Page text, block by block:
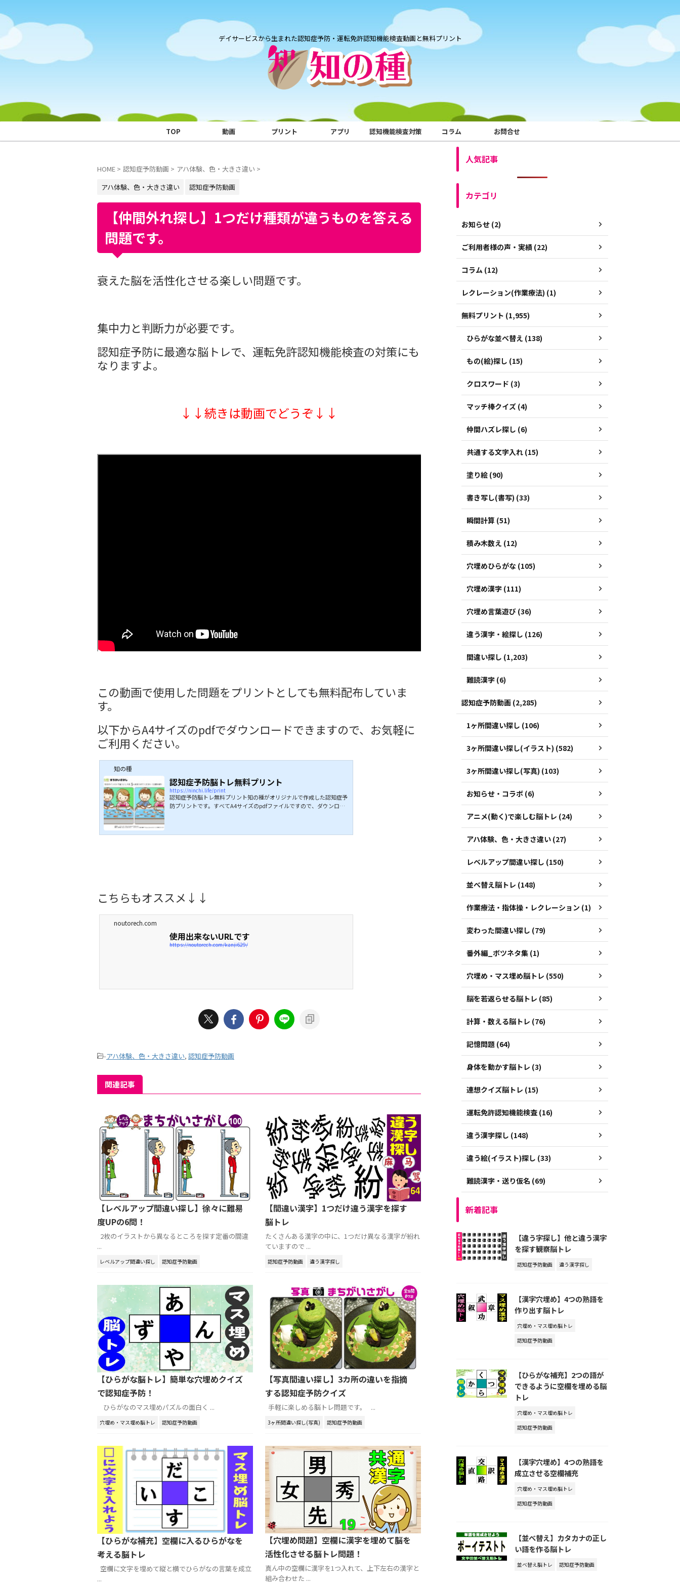
デイサービスから生まれた認知症予防・運転免許認知機能検査動画と無料プリント
TOP 動画 プリント アプリ 認知機能検査対策 コラム お問合せ
HOME > 認知症予防動画 > アハ体験、色・大きさ違い >
アハ体験、色・大きさ違い
認知症予防動画
【仲間外れ探し】1つだけ種類が違うものを答える
問題です。
衰えた脳を活性化させる楽しい問題です。
集中力と判断力が必要です。
認知症予防に最適な脳トレで、運転免許認知機能検査の対策にも
なりますよ。
↓↓続きは動画でどうぞ↓↓
この動画で使用した問題をプリントとしても無料配布していま
す。
以下からA4サイズのpdfでダウンロードできますので、お気軽に
ご利用ください。
知の種
認知症予防脳トレ無料プリント
https://ninchi.life/print
認知症予防脳トレ無料プリント知の種がオリジナルで作成した認知症予
防プリントです。すべてA4サイズのpdfファイルですので、ダウンロー
こちらもオススメ↓↓
noutorech.com
使用出来ないURLです
https://noutorech.com/kanji629/
-アハ体験、色・大きさ違い, 認知症予防動画
関連記事
【レベルアップ間違い探し】徐々に難易
度UPの6問！
2枚のイラストから異なるところを探す定番の間違
...
レベルアップ間違い探し 認知症予防動画
【間違い漢字】1つだけ違う漢字を探す
脳トレ
たくさんある漢字の中に、1つだけ異なる漢字が紛れ
ていますので ...
認知症予防動画 違う漢字探し
【ひらがな脳トレ】簡単な穴埋めクイズ
で認知症予防！
ひらがなのマス埋めパズルの面白く ...
穴埋め・マス埋め脳トレ 認知症予防動画
【写真間違い探し】3カ所の違いを指摘
する認知症予防クイズ
手軽に楽しめる脳トレ問題です。 ...
3ヶ所間違い探し(写真) 認知症予防動画
【ひらがな補充】空欄に入るひらがなを
考える脳トレ
空欄に文字を埋めて縦と横でひらがなの言葉を成立
...
【穴埋め問題】空欄に漢字を埋めて脳を
活性化させる脳トレ問題！
真ん中の空欄に漢字を1つ入れて、上下左右の漢字と
組み合わせた ...
人気記事
カテゴリ
お知らせ (2)
ご利用者様の声・実績 (22)
コラム (12)
レクレーション(作業療法) (1)
無料プリント (1,955)
ひらがな並べ替え (138)
もの(絵)探し (15)
クロスワード (3)
マッチ棒クイズ (4)
仲間ハズレ探し (6)
共通する文字入れ (15)
塗り絵 (90)
書き写し(書写) (33)
瞬間計算 (51)
積み木数え (12)
穴埋めひらがな (105)
穴埋め漢字 (111)
穴埋め言葉遊び (36)
違う漢字・絵探し (126)
間違い探し (1,203)
難読漢字 (6)
認知症予防動画 (2,285)
1ヶ所間違い探し (106)
3ヶ所間違い探し(イラスト) (582)
3ヶ所間違い探し(写真) (103)
お知らせ・コラボ (6)
アニメ(動く)で楽しむ脳トレ (24)
アハ体験、色・大きさ違い (27)
レベルアップ間違い探し (150)
並べ替え脳トレ (148)
作業療法・指体操・レクレーション (1)
変わった間違い探し (79)
番外編_ボツネタ集 (1)
穴埋め・マス埋め脳トレ (550)
脳を若返らせる脳トレ (85)
計算・数える脳トレ (76)
記憶問題 (64)
身体を動かす脳トレ (3)
連想クイズ脳トレ (15)
運転免許認知機能検査 (16)
違う漢字探し (148)
違う絵(イラスト)探し (33)
難読漢字・送り仮名 (69)
新着記事
【違う字探し】他と違う漢字
を探す観察脳トレ
認知症予防動画 違う漢字探し
【漢字穴埋め】4つの熟語を
作り出す脳トレ
穴埋め・マス埋め脳トレ
認知症予防動画
【ひらがな補充】2つの語が
できるように空欄を埋める脳
トレ
穴埋め・マス埋め脳トレ
認知症予防動画
【漢字穴埋め】4つの熟語を
成立させる空欄補充
穴埋め・マス埋め脳トレ
認知症予防動画
【並べ替え】カタカナの正し
い語を作る脳トレ
並べ替え脳トレ 認知症予防動画